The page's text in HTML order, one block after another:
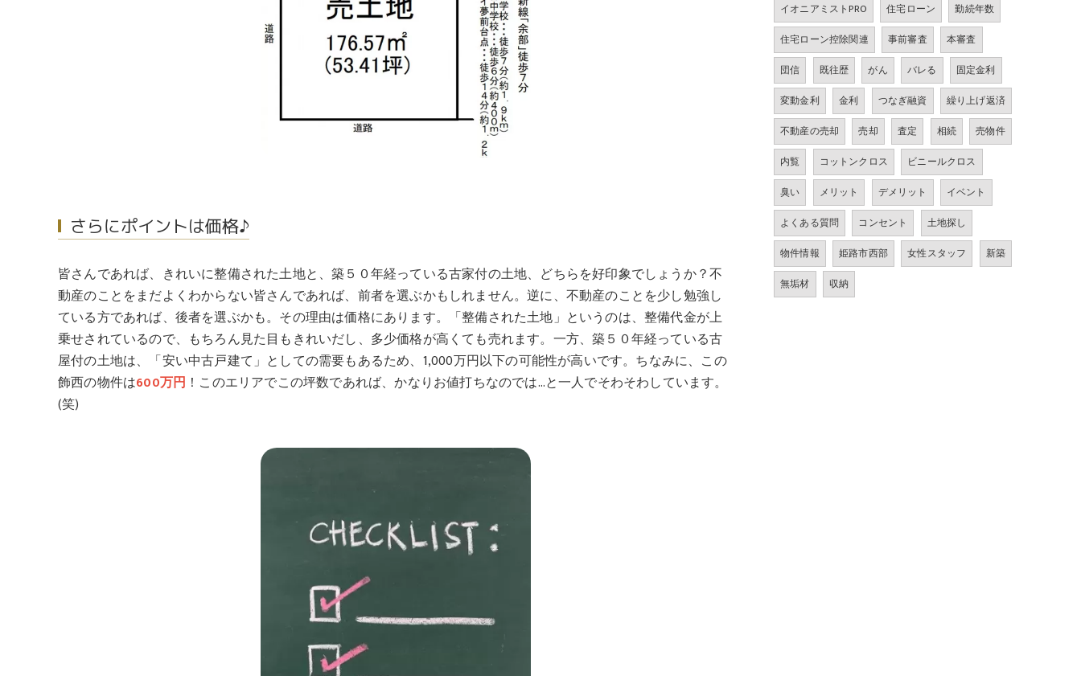
さらにポイントは価格♪
皆さんであれば、きれいに整備された土地と、築５０年経っている古家付の土地、どちらを好印象でしょうか？不
動産のことをまだよくわからない皆さんであれば、前者を選ぶかもしれません。逆に、不動産のことを少し勉強し
ている方であれば、後者を選ぶかも。その理由は価格にあります。「整備された土地」というのは、整備代金が上
乗せされているので、もちろん見た目もきれいだし、多少価格が高くても売れます。一方、築５０年経っている古
屋付の土地は、「安い中古戸建て」としての需要もあるため、1,000万円以下の可能性が高いです。ちなみに、この
飾西の物件は600万円 ！このエリアでこの坪数であれば、かなりお値打ちなのでは…と一人でそわそわしています。
(笑)
イオニアミストPRO
住宅ローン
勤続年数
住宅ローン控除関連
事前審査
本審査
団信
既往歴 がん バレる
固定金利
変動金利
金利 つなぎ融資
繰り上げ返済
不動産の売却
売却 査定 相続
売物件
内覧
コットンクロス
ビニールクロス
臭い
メリット デメリット
イベント
よくある質問
コンセント
土地探し
物件情報
姫路市西部 女性スタッフ
新築
無垢材
収納